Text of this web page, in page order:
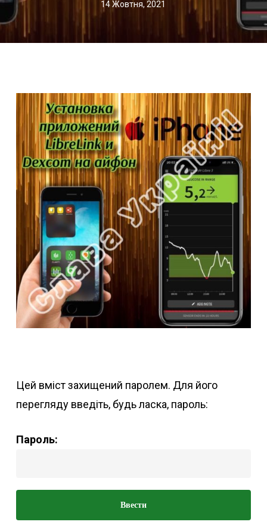
14 Жовтня, 2021
Цей вміст захищений паролем. Для його
перегляду введіть, будь ласка, пароль:
Пароль: